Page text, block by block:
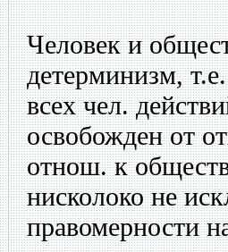
Человек и
детерминизм,
всех чел.
освобожден от
отнош. к
нисколоко не
правомерности